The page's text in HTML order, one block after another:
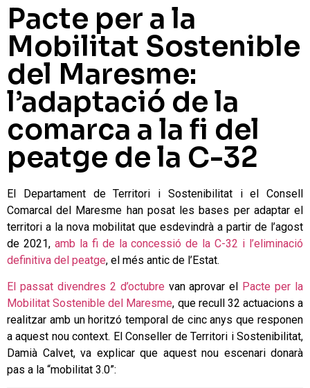
Pacte per a la
Mobilitat Sostenible
del Maresme:
l’adaptació de la
comarca a la fi del
peatge de la C-32
El Departament de Territori i Sostenibilitat i el Consell
Comarcal del Maresme han posat les bases per adaptar el
territori a la nova mobilitat que esdevindrà a partir de l’agost
de 2021, amb la fi de la concessió de la C-32 i l’eliminació
definitiva del peatge, el més antic de l’Estat.
El passat divendres 2 d’octubre van aprovar el Pacte per la
Mobilitat Sostenible del Maresme, que recull 32 actuacions a
realitzar amb un horitzó temporal de cinc anys que responen
a aquest nou context. El Conseller de Territori i Sostenibilitat,
Damià Calvet, va explicar que aquest nou escenari donarà
pas a la “mobilitat 3.0”: